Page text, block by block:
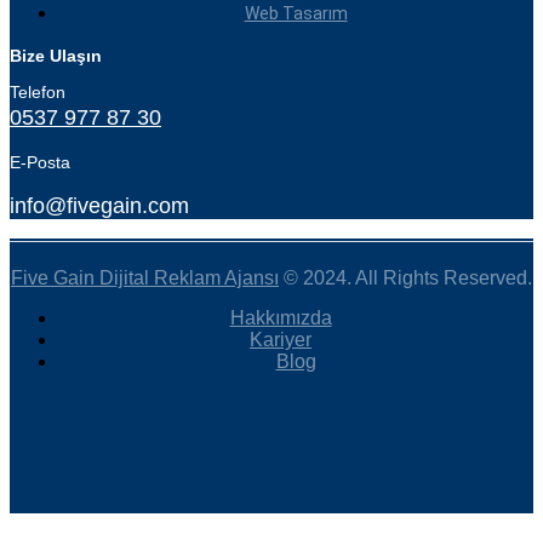
Web Tasarım
Bize Ulaşın
Telefon
0537 977 87 30
E-Posta
info@fivegain.com
Five Gain Dijital Reklam Ajansı © 2024. All Rights Reserved.
Hakkımızda
Kariyer
Blog